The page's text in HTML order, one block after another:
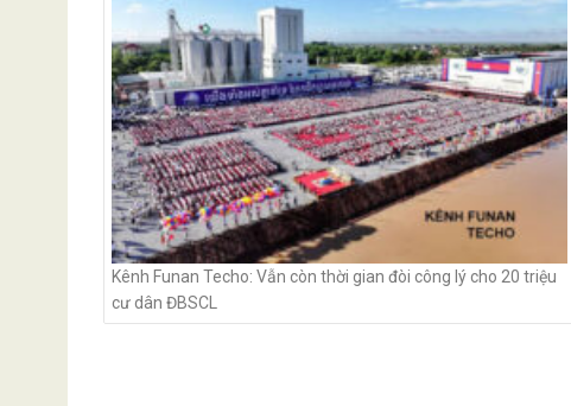
Kênh Funan Techo: Vẫn còn thời gian đòi công lý cho 20 triệu
cư dân ĐBSCL